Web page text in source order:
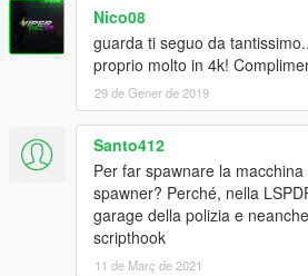
Nico08
guarda ti seguo da
proprio molto in 4k!
29 de Gener de 2019
Santo412
Per far spawnare la
spawner? Perché, nella
garage della polizia e
scripthook
11 de Març de 2021